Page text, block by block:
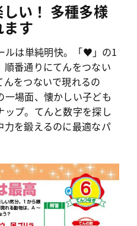
い！ 多種多様
す
ルは単純明快。「♥」の1
番通りにてんをつない
をつないで現れるの
場面、懐かしい子ども
ップ。てんと数字を探し
力を鍛えるのに最適なパ